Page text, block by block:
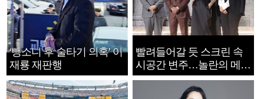
‘뺑소니 후 술타기 의혹’ 이
재룡 재판행
빨려들어갈 듯 스크린 속
시공간 변주…놀란의 메시
지는 ‘전쟁 속죄’